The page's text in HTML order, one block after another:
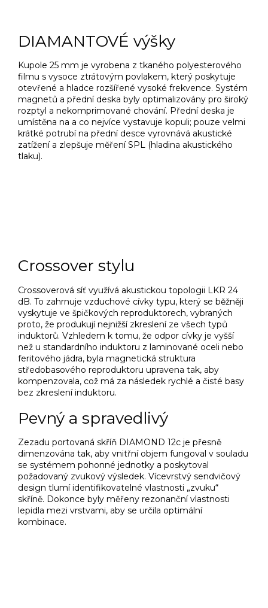
DIAMANTOVÉ výšky
Kupole 25 mm je vyrobena z tkaného polyesterového
filmu s vysoce ztrátovým povlakem, který poskytuje
otevřené a hladce rozšířené vysoké frekvence. Systém
magnetů a přední deska byly optimalizovány pro široký
rozptyl a nekomprimované chování. Přední deska je
umístěna na a co nejvíce vystavuje kopuli; pouze velmi
krátké potrubí na přední desce vyrovnává akustické
zatížení a zlepšuje měření SPL (hladina akustického
tlaku).
Crossover stylu
Crossoverová síť využívá akustickou topologii LKR 24
dB. To zahrnuje vzduchové cívky typu, který se běžněji
vyskytuje ve špičkových reproduktorech, vybraných
proto, že produkují nejnižší zkreslení ze všech typů
induktorů. Vzhledem k tomu, že odpor cívky je vyšší
než u standardního induktoru z laminované oceli nebo
feritového jádra, byla magnetická struktura
středobasového reproduktoru upravena tak, aby
kompenzovala, což má za následek rychlé a čisté basy
bez zkreslení induktoru.
Pevný a spravedlivý
Zezadu portovaná skříň DIAMOND 12c je přesně
dimenzována tak, aby vnitřní objem fungoval v souladu
se systémem pohonné jednotky a poskytoval
požadovaný zvukový výsledek. Vícevrstvý sendvičový
design tlumí identifikovatelné vlastnosti „zvuku“
skříně. Dokonce byly měřeny rezonanční vlastnosti
lepidla mezi vrstvami, aby se určila optimální
kombinace.